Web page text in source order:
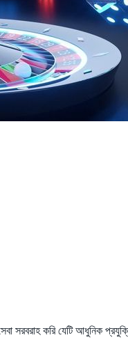
সেবা সরবরাহ করি যেটি আধুনিক